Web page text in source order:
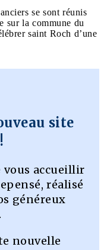
se sont réunis
sur la commune du
saint Roch d’une
site
vous accueillir
réalisé
généreux
nouvelle